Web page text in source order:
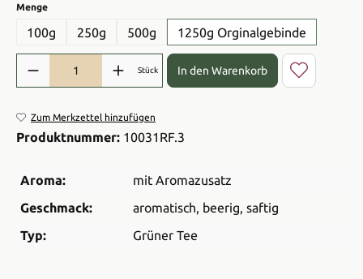
Mengeauswählen
100g 250g 500g 1250g Orginalgebinde
Produkt Anzahl: Gib den gewünschten Wert ein oder benutze die
Stück In den Warenkorb
Zum Merkzettel hinzufügen
Produktnummer: 10031RF.3
Aroma:
mit Aromazusatz
Geschmack:
aromatisch, beerig, saftig
Typ:
Grüner Tee